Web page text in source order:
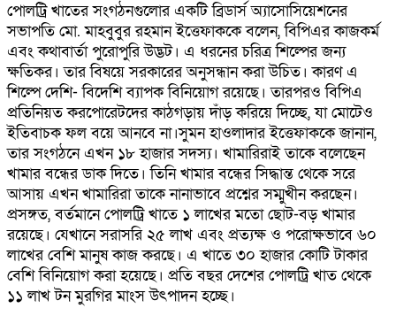
পোলট্রি খাতের সংগঠনগুলোর একটি ব্রিডার্স অ্যাসোসিয়েশনের
সভাপতি মো. মাহবুবুর রহমান ইত্তেফাককে বলেন, বিপিএর কাজকর্ম
এবং কথাবার্তা পুরোপুরি উদ্ভট। এ ধরনের চরিত্র শিল্পের জন্য
ক্ষতিকর। তার বিষয়ে সরকারের অনুসন্ধান করা উচিত। কারণ এ
শিল্পে দেশি- বিদেশি ব্যাপক বিনিয়োগ রয়েছে। তারপরও বিপিএ
প্রতিনিয়ত করপোরেটদের কাঠগড়ায় দাঁড় করিয়ে দিচ্ছে, যা মোটেও
ইতিবাচক ফল বয়ে আনবে না।সুমন হাওলাদার ইত্তেফাককে জানান,
তার সংগঠনে এখন ১৮ হাজার সদস্য। খামারিরাই তাকে বলেছেন
খামার বন্ধের ডাক দিতে। তিনি খামার বন্ধের সিদ্ধান্ত থেকে সরে
আসায় এখন খামারিরা তাকে নানাভাবে প্রশ্নের সম্মুখীন করছেন।
প্রসঙ্গত, বর্তমানে পোলট্রি খাতে ১ লাখের মতো ছোট-বড় খামার
রয়েছে। যেখানে সরাসরি ২৫ লাখ এবং প্রত্যক্ষ ও পরোক্ষভাবে ৬০
লাখের বেশি মানুষ কাজ করছে। এ খাতে ৩০ হাজার কোটি টাকার
বেশি বিনিয়োগ করা হয়েছে। প্রতি বছর দেশের পোলট্রি খাত থেকে
১১ লাখ টন মুরগির মাংস উৎপাদন হচ্ছে।